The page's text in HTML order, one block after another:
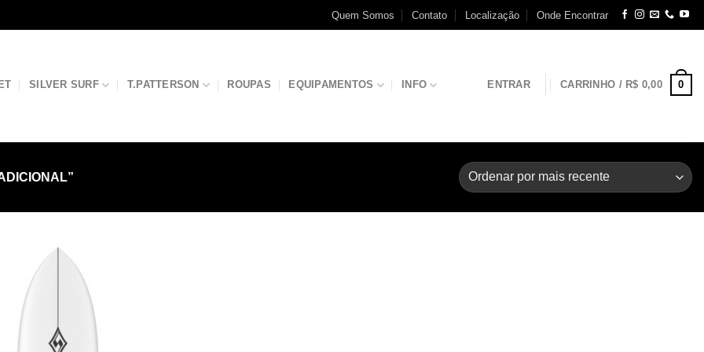
Quem Somos Contato Localização Onde Encontrar
SILVER SURF T.PATTERSON ROUPAS EQUIPAMENTOS INFO ENTRAR CARRINHO / R$ 0,00 0